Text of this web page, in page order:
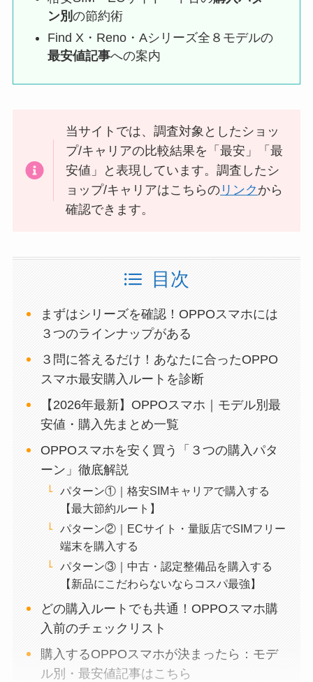
ン別の節約術
Find X・Reno・Aシリーズ全８モデルの
最安値記事への案内
当サイトでは、調査対象としたショッ
プ/キャリアの比較結果を「最安」「最
安値」と表現しています。調査したシ
ョップ/キャリアはこちらの リンク から
確認できます。
目次
まずはシリーズを確認！OPPOスマホには
３つのラインナップがある
３問に答えるだけ！あなたに合ったOPPO
スマホ最安購入ルートを診断
【2026年最新】OPPOスマホ｜モデル別最
安値・購入先まとめ一覧
OPPOスマホを安く買う「３つの購入パタ
ーン」徹底解説
パターン①｜格安SIMキャリアで購入する
【最大節約ルート】
パターン②｜ECサイト・量販店でSIMフリー
端末を購入する
パターン③｜中古・認定整備品を購入する
【新品にこだわらないならコスパ最強】
どの購入ルートでも共通！OPPOスマホ購
入前のチェックリスト
購入するOPPOスマホが決まったら：モデ
ル別・最安値記事はこちら